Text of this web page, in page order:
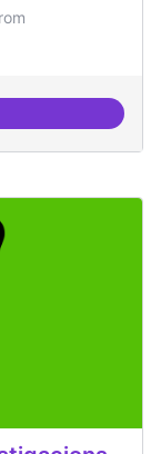
i capa digital